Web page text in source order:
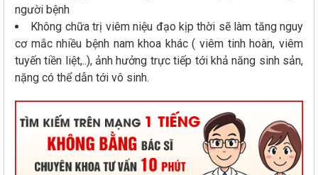
người bệnh
Không chữa trị viêm niệu đạo kịp thời sẽ làm tăng nguy
cơ mắc nhiều bệnh nam khoa khác ( viêm tinh hoàn, viêm
tuyến tiền liệt,..), ảnh hưởng trực tiếp tới khả năng sinh sản,
nặng có thể dẫn tới vô sinh.